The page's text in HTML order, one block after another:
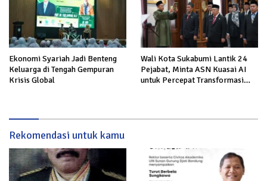
Ekonomi Syariah Jadi Benteng
Keluarga di Tengah Gempuran
Krisis Global
Wali Kota Sukabumi Lantik 24
Pejabat, Minta ASN Kuasai AI
untuk Percepat Transformasi
Rekomendasi untuk kamu